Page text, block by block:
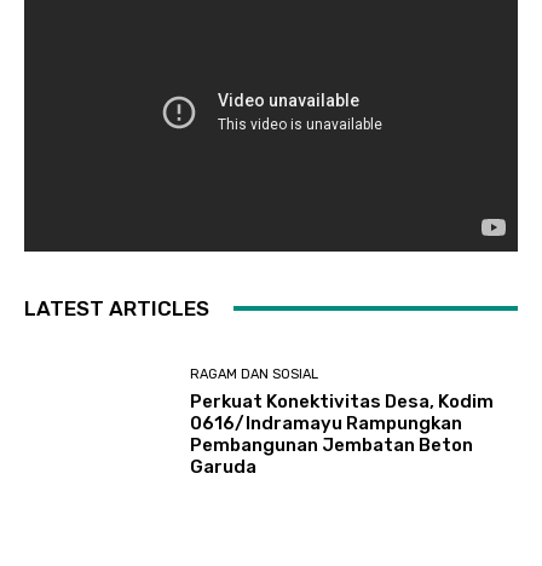
LATEST ARTICLES
RAGAM DAN SOSIAL
​Perkuat Konektivitas Desa, Kodim
0616/Indramayu Rampungkan
Pembangunan Jembatan Beton
Garuda